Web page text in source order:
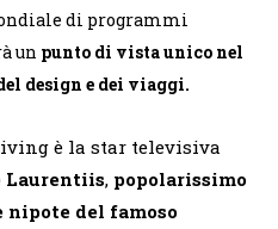
di programmi
un punto di vista unico nel
design e dei viaggi.
è la star televisiva
Laurentiis, popolarissimo
del famoso